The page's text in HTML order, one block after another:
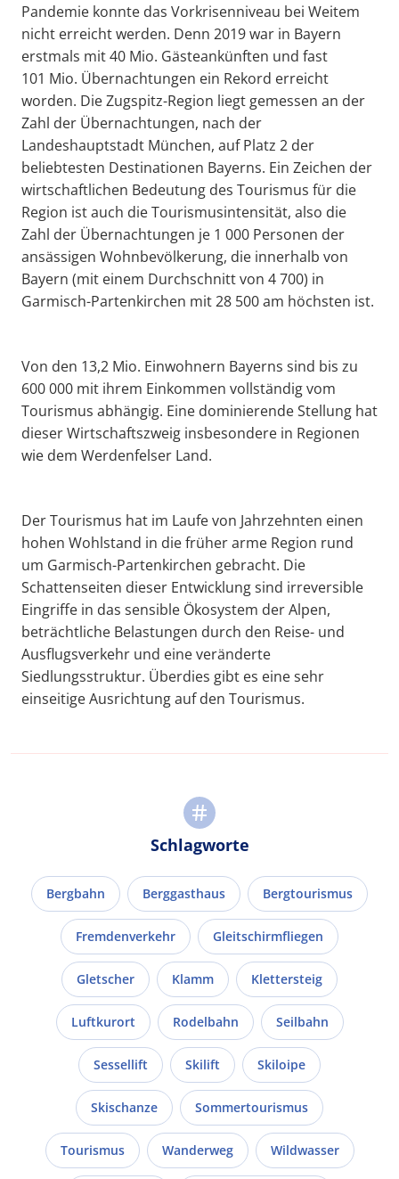
Pandemie konnte das Vorkrisenniveau bei Weitem
nicht erreicht werden. Denn 2019 war in Bayern
erstmals mit 40 Mio. Gästeankünften und fast
101 Mio. Übernachtungen ein Rekord erreicht
worden. Die Zugspitz-Region liegt gemessen an der
Zahl der Übernachtungen, nach der
Landeshauptstadt München, auf Platz 2 der
beliebtesten Destinationen Bayerns. Ein Zeichen der
wirtschaftlichen Bedeutung des Tourismus für die
Region ist auch die Tourismusintensität, also die
Zahl der Übernachtungen je 1 000 Personen der
ansässigen Wohnbevölkerung, die innerhalb von
Bayern (mit einem Durchschnitt von 4 700) in
Garmisch-Partenkirchen mit 28 500 am höchsten ist.
Von den 13,2 Mio. Einwohnern Bayerns sind bis zu
600 000 mit ihrem Einkommen vollständig vom
Tourismus abhängig. Eine dominierende Stellung hat
dieser Wirtschaftszweig insbesondere in Regionen
wie dem Werdenfelser Land.
Der Tourismus hat im Laufe von Jahrzehnten einen
hohen Wohlstand in die früher arme Region rund
um Garmisch-Partenkirchen gebracht. Die
Schattenseiten dieser Entwicklung sind irreversible
Eingriffe in das sensible Ökosystem der Alpen,
beträchtliche Belastungen durch den Reise- und
Ausflugsverkehr und eine veränderte
Siedlungsstruktur. Überdies gibt es eine sehr
einseitige Ausrichtung auf den Tourismus.
Schlagworte
Bergbahn Berggasthaus Bergtourismus
Fremdenverkehr Gleitschirmfliegen
Gletscher Klamm Klettersteig
Luftkurort Rodelbahn Seilbahn
Sessellift Skilift Skiloipe
Skischanze Sommertourismus
Tourismus Wanderweg Wildwasser